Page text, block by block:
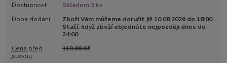
Dostupnost
Skladem 3 ks
Doba dodání
Zboží Vám můžeme doručit již 10.08.2026 do 18:00.
Stačí, když zboží objednáte nejpozději dnes do
24:00
Cena před
slevou
119,00 Kč